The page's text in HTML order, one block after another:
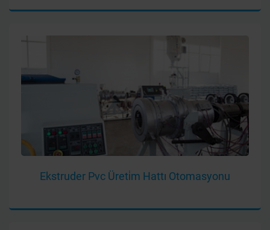
Ekstruder Pvc Üreti̇m Hattı Otomasyonu